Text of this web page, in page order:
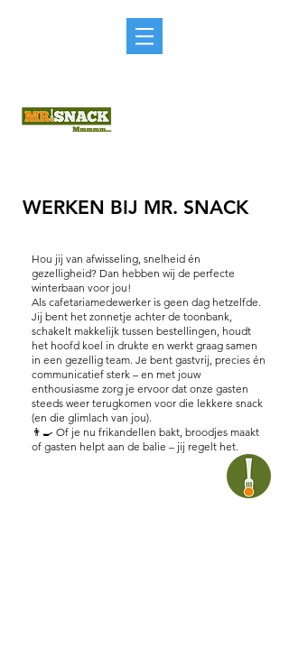
WERKEN BIJ MR. SNACK
Hou jij van afwisseling, snelheid én
gezelligheid? Dan hebben wij de perfecte
winterbaan voor jou!
Als cafetariamedewerker is geen dag hetzelfde.
Jij bent het zonnetje achter de toonbank,
schakelt makkelijk tussen bestellingen, houdt
het hoofd koel in drukte en werkt graag samen
in een gezellig team. Je bent gastvrij, precies én
communicatief sterk – en met jouw
enthousiasme zorg je ervoor dat onze gasten
steeds weer terugkomen voor die lekkere snack
(en die glimlach van jou).
👨‍🍳 Of je nu frikandellen bakt, broodjes maakt
of gasten helpt aan de balie – jij regelt het.